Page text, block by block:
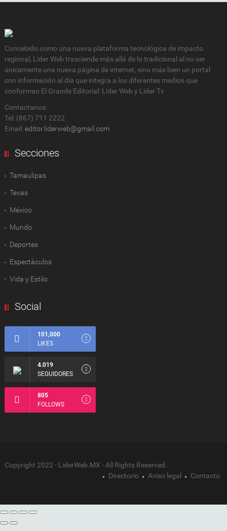
Concebido como una nueva plataforma tecnológica de impacto
regional, Lider Web trasciende más allá de lo tradicional al no ser
únicamente una nueva página de internet, sino más bien un portal
con información al día que integra a los diferentes medios que
conforman El Grande Editorial: Líder Web y Líder Tv
Contactanos:
Tel: (867) 711 2222
Email: editor.liderweb@gmail.com
Secciones
Tamaulipas
Texas
México
Mundo
Deportes
Espectàculos
Vida y Estilo
Social
101,000
LIKES
4.019
SEGUIDORES
805
FOLLOWS
Copyright 2022 - LiderWeb.MX - All Rights Reserved.
Directorio
Aviso legal Contacto